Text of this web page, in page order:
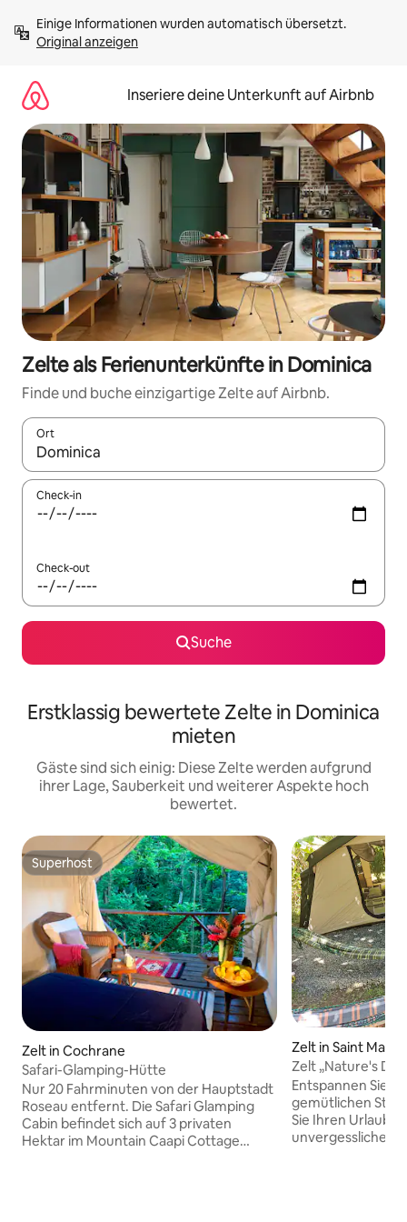
Inhalten
springenOriginal anzeigen
Inseriere deine Unterkunft auf Airbnb
Zelte als Ferienunterkünfte in Dominica
Finde und buche einzigartige Zelte auf Airbnb.
Ort
Wenn Ergebnisse verfügbar sind, navigiere mit den
Check-in
Check-out
Suche
Erstklassig bewertete Zelte in Dominica
mieten
Gäste sind sich einig: Diese Zelte werden aufgrund
ihrer Lage, Sauberkeit und weiterer Aspekte hoch
bewertet.
Superhost
Superhost
Zelt in Cochrane
Safari-Glamping-Hütte
Nur 20 Fahrminuten von der Hauptstadt
Roseau entfernt. Die Safari Glamping
Cabin befindet sich auf 3 privaten
Hektar im Mountain Caapi Cottage
Zelt in Saint Mark
Zelt „Nature's
Wellness Retreat
Entspannen Sie
gemütlichen
Sie Ihren Urlaub
unvergesslichen